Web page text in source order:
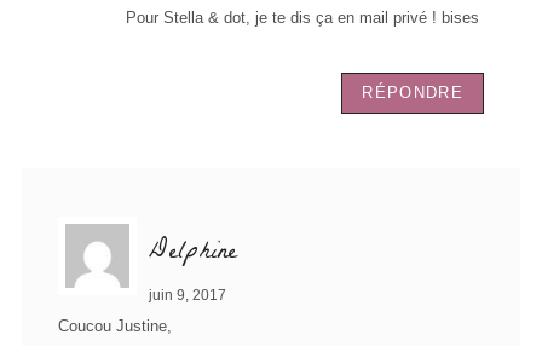
Pour Stella & dot, je te dis ça en mail privé ! bises
RÉPONDRE
Delphine
juin 9, 2017
Coucou Justine,